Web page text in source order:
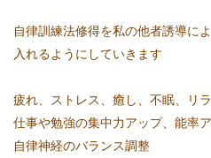
自律訓練法修得を私の他者誘導に
入れるようにしていきます
疲れ、ストレス、癒し、不眠、リ
仕事や勉強の集中力アップ、能率
自律神経のバランス調整